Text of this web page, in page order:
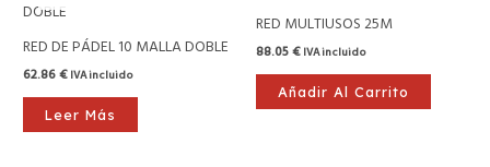
RED DE PÁDEL 10 MALLA DOBLE
62.86€ IVA incluido
Leer Más
RED MULTIUSOS 25M
88.05€ IVA incluido
Añadir Al Carrito